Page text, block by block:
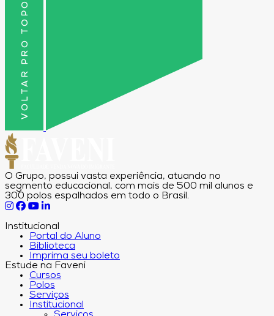
VOLTAR PRO TOPO
O Grupo, possui vasta experiência, atuando no
segmento educacional, com mais de 500 mil alunos e
300 polos espalhados em todo o Brasil.
Institucional
Portal do Aluno
Biblioteca
Imprima seu boleto
Estude na Faveni
Cursos
Polos
Serviços
Institucional